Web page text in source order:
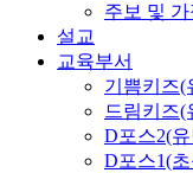
주보 및 가
설교
교육부서
기쁨키즈(
드림키즈(
D포스2(
D포스1(